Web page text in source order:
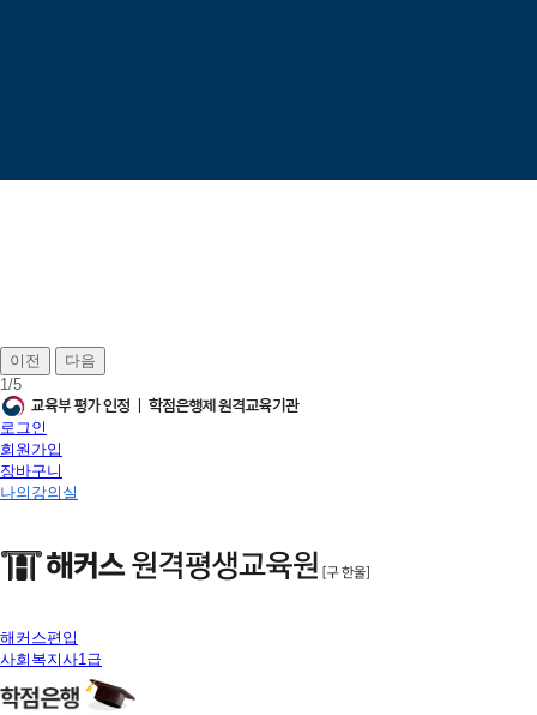
이전
다음
1/5
로그인
회원가입
장바구니
나의강의실
해커스편입
사회복지사1급